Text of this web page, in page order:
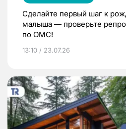
Сделайте первый шаг к
малыша — проверьте
по ОМС!
13:10 / 23.07.26